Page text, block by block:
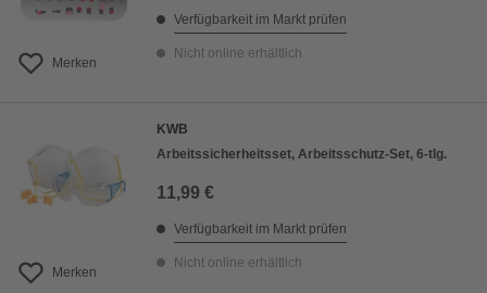
Merken
Verfügbarkeit im Markt prüfen
Nicht online erhältlich
Merken
KWB
Arbeitssicherheitsset, Arbeitsschutz-Set, 6-tlg.
11,99 €
Verfügbarkeit im Markt prüfen
Nicht online erhältlich